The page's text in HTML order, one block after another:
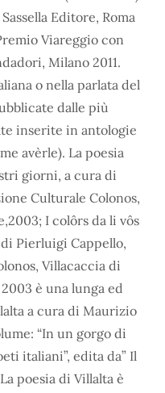
Editore, Roma
Viareggio con
Milano 2011.
o nella parlata del
dalle più
inserite in antologie
avèrle). La poesia
giorni, a cura di
Culturale Colonos,
I colôrs da li vôs
Pierluigi Cappello,
Villacaccia di
è una lunga ed
a cura di Maurizio
“In un gorgo di
italiani”, edita da” Il
poesia di Villalta è